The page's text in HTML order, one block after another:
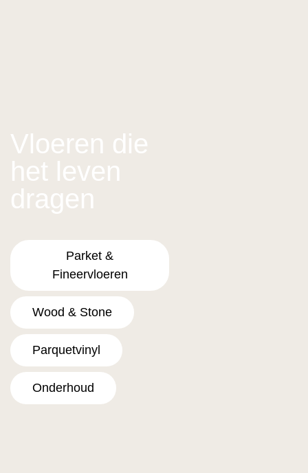
Vloeren die
het leven
dragen
Parket &
Fineervloeren
Wood & Stone
Parquetvinyl
Onderhoud